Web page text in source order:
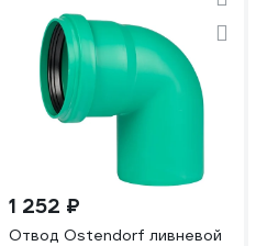
1 252 ₽
Отвод Ostendorf ливневой